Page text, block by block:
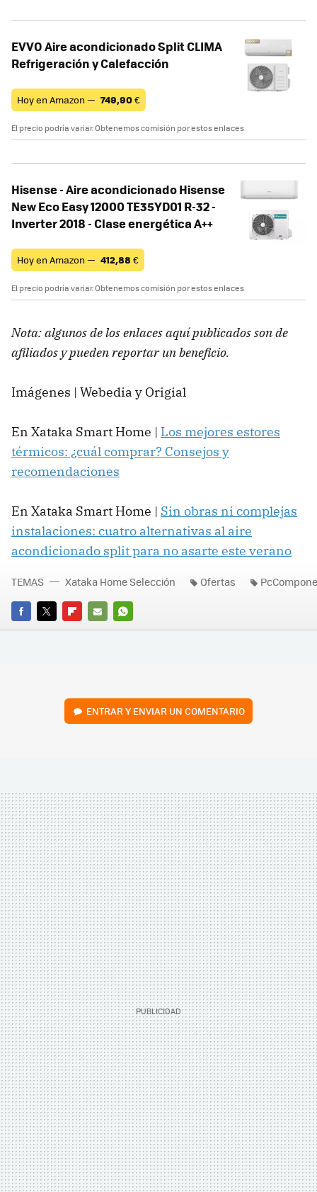
EVVO Aire acondicionado Split CLIMA
Refrigeración y Calefacción
Hoy en Amazon — 749,90€
El precio podría variar. Obtenemos comisión por estos enlaces
Hisense - Aire acondicionado Hisense
New Eco Easy 12000 TE35YD01 R-32 -
Inverter 2018 - Clase energética A++
Hoy en Amazon — 412,88 €
El precio podría variar. Obtenemos comisión por estos enlaces
Nota: algunos de los enlaces aquí publicados son de
afiliados y pueden reportar un beneficio.
Imágenes | Webedia y Origial
En Xataka Smart Home | Los mejores estores
térmicos: ¿cuál comprar? Consejos y
recomendaciones
En Xataka Smart Home | Sin obras ni complejas
instalaciones: cuatro alternativas al aire
acondicionado split para no asarte este verano
FACEBOOK
TWITTERFLIPBOARD
E-
WHATSAPP
TEMAS Xataka Home Selección Ofertas
ENTRAR Y ENVIAR UN COMENTARIO